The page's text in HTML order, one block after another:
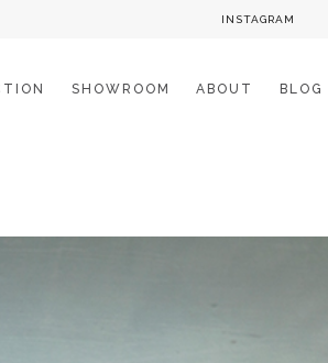
INSTAGRAM
SHOWROOM ABOUT BLOG